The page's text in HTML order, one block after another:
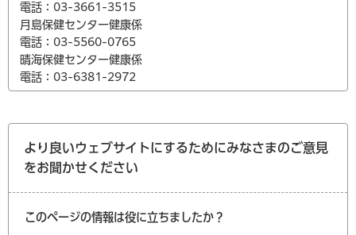
電話：03-3661-3515
月島保健センター健康係
電話：03-5560-0765
晴海保健センター健康係
電話：03-6381-2972
より良いウェブサイトにするためにみなさまのご意見
をお聞かせください
このページの情報は役に立ちましたか？